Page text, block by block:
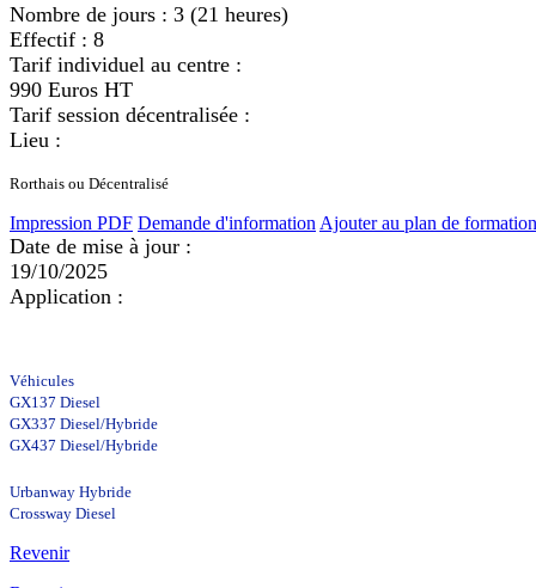
Nombre de jours : 3 (21 heures)
Effectif : 8
Tarif individuel au centre :
990 Euros HT
Tarif session décentralisée :
Lieu :
Rorthais ou Décentralisé
Impression PDF Demande d'information Ajouter au plan de formation
Date de mise à jour :
19/10/2025
Application :
Véhicules
GX137 Diesel
GX337 Diesel/Hybride
GX437 Diesel/Hybride
Urbanway Hybride
Crossway Diesel
Revenir